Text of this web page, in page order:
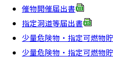
催物開催届出書
指定洞道等届出書
少量危険物・指定可燃物
少量危険物・指定可燃物